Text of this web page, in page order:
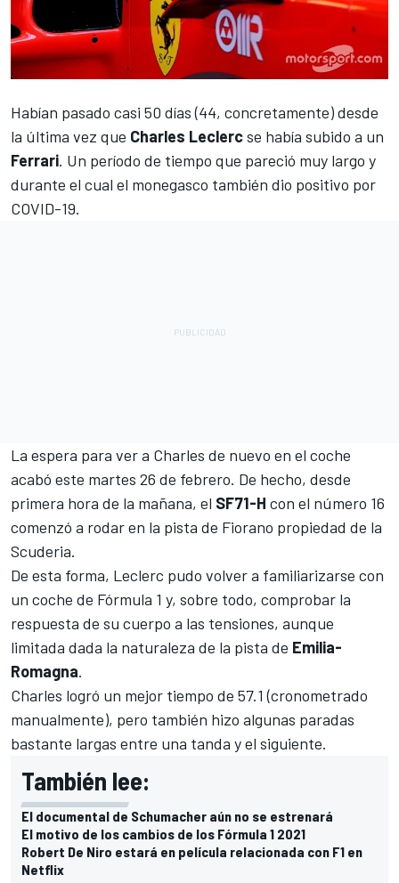
Habían pasado casi 50 días (44, concretamente) desde
la última vez que Charles Leclercse había subido a un
Ferrari. Un período de tiempo que pareció muy largo y
durante el cual el monegasco también dio positivo por
COVID-19.
La espera para ver a Charles de nuevo en el coche
acabó este martes 26 de febrero. De hecho, desde
primera hora de la mañana, el SF71-H con el número 16
comenzó a rodar en la pista de Fiorano propiedad de la
Scuderia.
De esta forma, Leclerc pudo volver a familiarizarse con
un coche de Fórmula 1 y, sobre todo, comprobar la
respuesta de su cuerpo a las tensiones, aunque
limitada dada la naturaleza de la pista de Emilia-
Romagna.
Charles logró un mejor tiempo de 57.1 (cronometrado
manualmente), pero también hizo algunas paradas
bastante largas entre una tanda y el siguiente.
También lee:
El documental de Schumacher aún no se estrenará
El motivo de los cambios de los Fórmula 1 2021
Robert De Niro estará en película relacionada con F1 en
Netflix